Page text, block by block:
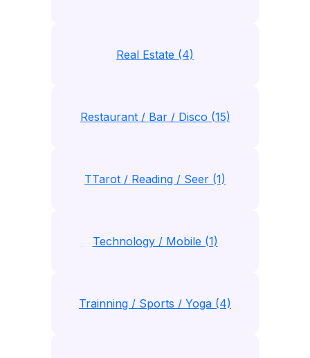
Real Estate (4)
Restaurant / Bar / Disco (15)
TTarot / Reading / Seer (1)
Technology / Mobile (1)
Trainning / Sports / Yoga (4)